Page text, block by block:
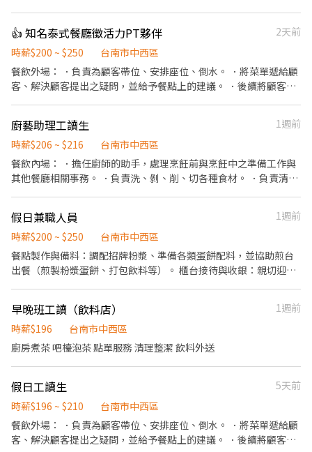
👍 知名泰式餐廳徵活力PT夥伴
2天前
時薪$200 ~ $250
台南市中西區
餐飲外場： ．負責為顧客帶位、安排座位、倒水。 ．將菜單遞給顧
客、解決顧客提出之疑問，並給予餐點上的建議。 ．後續將顧客點
負責結帳、收銀等工作。 餐飲內場： ．擔任廚師的助手，處理烹飪
前與烹飪中之準備工作與其他餐廳相關事務。 ．負責洗、剝、削、
切各種食材。 ．負責清理工作環境、設備和餐具。 ．準備不同餐點
所需要的食材。 ．協助測量食材的容量與重量。 ．負責擺盤、打包
廚藝助理工讀生
1週前
時薪$206 ~ $216
台南市中西區
餐飲內場： ．擔任廚師的助手，處理烹飪前與烹飪中之準備工作與
其他餐廳相關事務。 ．負責洗、剝、削、切各種食材。 ．負責清理
假日兼職人員
1週前
時薪$200 ~ $250
台南市中西區
​餐點製作與備料：調配招牌粉漿、準備各類蛋餅配料，並協助煎台
出餐（煎製粉漿蛋餅、打包飲料等）。 ​櫃台接待與收銀：親切迎接
協助食材盤點、進貨歸位及主管交辦事項。
早晚班工讀（飲料店）
1週前
時薪$196
台南市中西區
廚房煮茶 吧檯泡茶 點單服務 清理整潔 飲料外送
假日工讀生
5天前
時薪$196 ~ $210
台南市中西區
餐飲外場： ．負責為顧客帶位、安排座位、倒水。 ．將菜單遞給顧
客、解決顧客提出之疑問，並給予餐點上的建議。 ．後續將顧客點